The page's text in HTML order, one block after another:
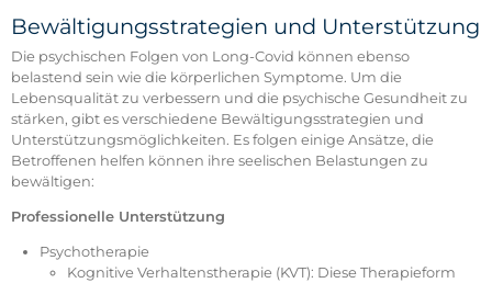
Bewältigungsstrategien und Unterstützung
Die psychischen Folgen von Long-Covid können ebenso
belastend sein wie die körperlichen Symptome. Um die
Lebensqualität zu verbessern und die psychische Gesundheit zu
stärken, gibt es verschiedene Bewältigungsstrategien und
Unterstützungsmöglichkeiten. Es folgen einige Ansätze, die
Betroffenen helfen können ihre seelischen Belastungen zu
bewältigen:
Professionelle Unterstützung
Psychotherapie
Kognitive Verhaltenstherapie (KVT): Diese Therapieform